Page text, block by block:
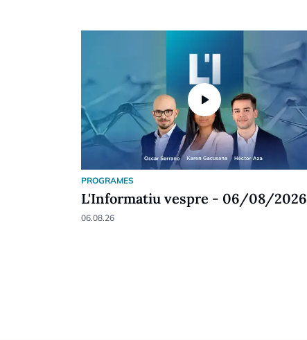
play_arrow
PROGRAMES
L'Informatiu vespre - 06/08/2026
06.08.26